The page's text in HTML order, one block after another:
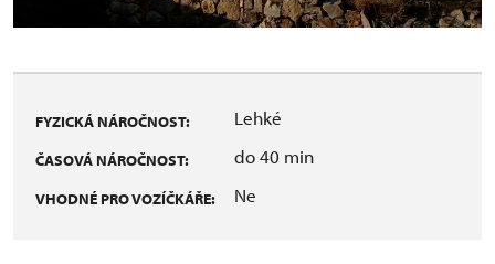
FYZICKÁ NÁROČNOST: Lehké
ČASOVÁ NÁROČNOST: do 40 min
VHODNÉ PRO VOZÍČKÁŘE: Ne